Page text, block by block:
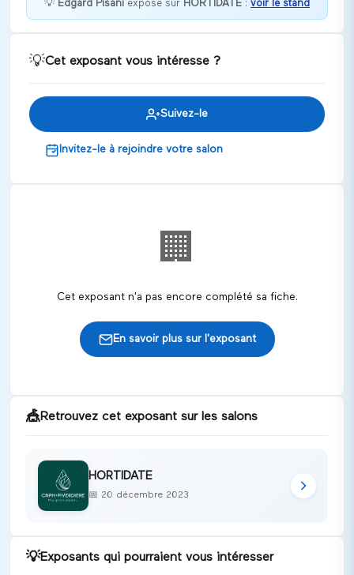
Discuter
💡 Edgard Pisani expose sur HORTIDATE : voir le stand
💡Cet exposant vous intéresse ?
Suivez-le
Invitez-le à rejoindre votre salon
🏢
Cet exposant n'a pas encore complété sa fiche.
En savoir plus sur l'exposant
🎪Retrouvez cet exposant sur les salons
HORTIDATE
📅 20 décembre 2023
💡Exposants qui pourraient vous intéresser